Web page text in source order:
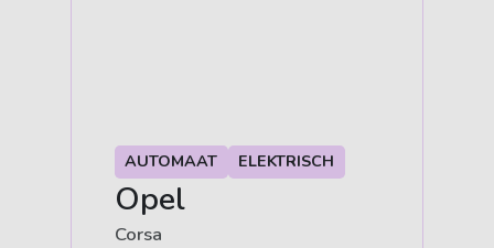
AUTOMAAT ELEKTRISCH
Opel
Corsa